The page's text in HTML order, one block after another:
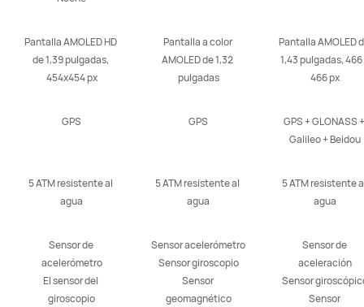
Pantalla AMOLED HD
de 1,39 pulgadas,
454x454 px
GPS
5 ATM resistente al
agua
Sensor de
acelerómetro
El sensor del
giroscopio
Pantalla a color
AMOLED de 1,32
pulgadas
GPS
5 ATM resistente al
agua
Sensor acelerómetro
Sensor giroscopio
Sensor
geomagnético
Pantalla AMOLED
1,43 pulgadas, 466
466 px
GPS + GLONASS +
Galileo + Beidou
5 ATM resistente
agua
Sensor de
aceleración
Sensor
Sensor